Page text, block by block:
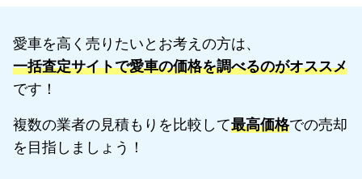
愛車を高く売りたいとお考えの方は、
一括査定サイトで愛車の価格を調べるのがオススメ
です！
複数の業者の見積もりを比較して最高価格での売却
を目指しましょう！